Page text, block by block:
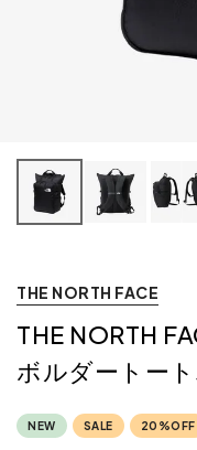
THE NORTH FACE
THE NORTH
ボルダートー
NEW SALE 20%OFF